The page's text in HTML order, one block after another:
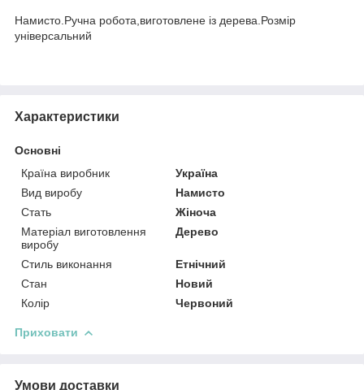
Намисто.Ручна робота,виготовлене із дерева.Розмір
універсальний
Характеристики
Основні
Країна виробник
Україна
Вид виробу
Намисто
Стать
Жіноча
Матеріал виготовлення
виробу
Дерево
Стиль виконання
Етнічний
Стан
Новий
Колір
Червоний
Приховати
Умови доставки